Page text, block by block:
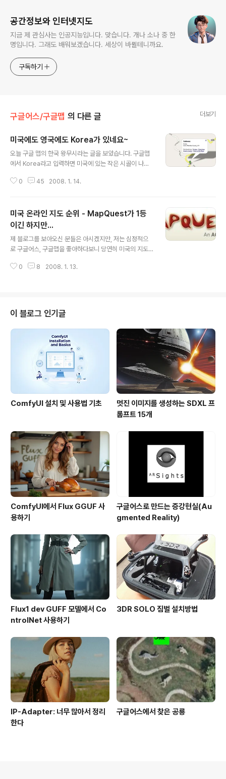
공간정보와 인터넷지도
지금 제 관심사는 인공지능입니다. 맞습니다. 개나 소나 중 한
명입니다. 그래도 배워보겠습니다. 세상이 바뀔테니까요.
구독하기
구글어스/구글맵 의 다른 글 더보기
미국에도 영국에도 Korea가 있네요~
오늘 구글 맵의 한국 왕무시라는 글을 보았습니다. 구글맵
에서 Korea라고 입력하면 미국에 있는 작은 시골이 나온
성할 수 없었습니다. South Korea 또는 Republic of K
m,laos, england, france, italia, canada, mexico, c
had, egypt, brasil 등등 입력해 봤더니 그 나라로 연결
됩니다. 결국, 구글맵에서 우리나라는 Korea가 아니라 So
uth Korea이라는 것이구요, 무시된다고 볼만한 충분한 이
유가 될 수 있을 것 같습니다. 대신어쨌든, 미국에 Korea..
0 45 2008. 1. 14.
미국 온라인 지도 순위 - MapQuest가 1등
이긴 하지만...
제 블로그를 보아오신 분들은 아시겠지만, 저는 심정적으
로 구글어스, 구글맵을 좋아하다보니 당연히 미국의 지도
다. 하지만, 1등은 맵퀘스트이며, 2등인 구글맵의 점유율이
던 기억이 납니다. 맵퀘스트는 AOL(America On Line)
의 자회사입니다. 지금은 구글에 눌려 거의 명맥만 유지하
는 수준이지만, 한때는 엄청 잘 나갔던 통신회사였습니다.
인터넷이 본격적으로 활용되기 전, 모뎀으로 연결해서 동
호회 게시판에 접속해서 글을 읽고, 채팅을 하던 시절, 우리
나라의 천리안이나 하이텔과 비슷한 ..
0 8 2008. 1. 13.
이 블로그 인기글
ComfyUI 설치 및 사용법 기초
멋진 이미지를 생성하는 SDXL 프
롬프트 15개
ComfyUI에서 Flux GGUF 사
용하기
구글어스로 만드는 증강현실(Au
gmented Reality)
Flux1 dev GUFF 모델에서 Co
ntrolNet 사용하기
3DR SOLO 짐벌 설치방법
IP-Adapter: 너무 많아서 정리
한다
구글어스에서 찾은 공룡